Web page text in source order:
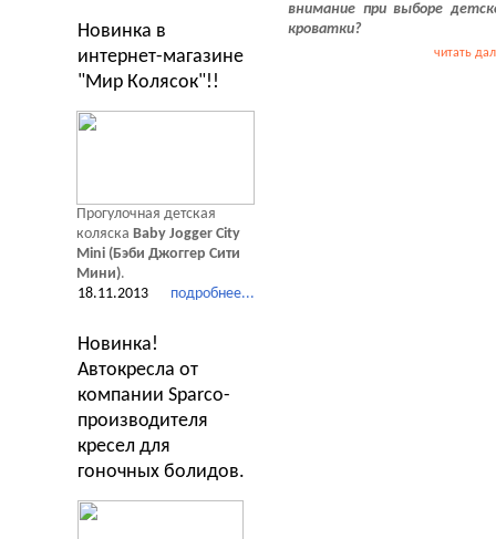
внимание при выборе
кроватки?
читать
Новинка в
интернет-магазине
"Мир Колясок"!!
Прогулочная детская
коляска Baby Jogger City
Mini (Бэби Джоггер Сити
Мини).
подробнее...
18.11.2013
Новинка!
Автокресла от
компании Sparco-
производителя
кресел для
гоночных болидов.